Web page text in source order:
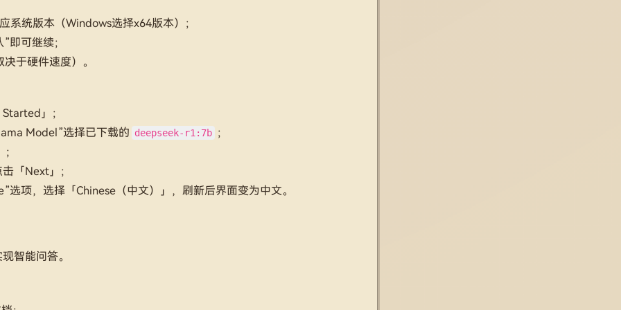
系统版本（Windows选择x64版本）；
即可继续；
于硬件速度）。
」；
Model”选择已下载的 deepseek-r1:7b ；
「Next」；
项，选择「Chinese（中文）」，刷新后界面变为中文。
智能问答。